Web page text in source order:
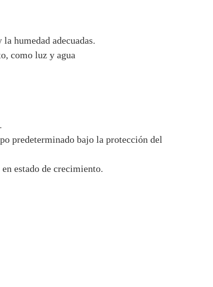
humedad adecuadas.
como luz y agua
predeterminado bajo la protección del
estado de crecimiento.